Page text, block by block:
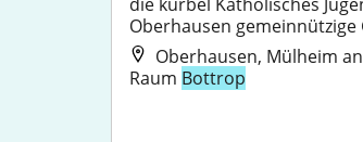
Oberhausen gemeinnützige
Oberhausen, Mülheim
Raum Bottrop